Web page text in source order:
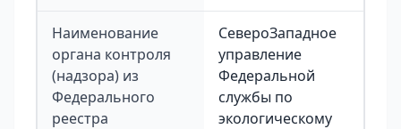
Наименование
органа контроля
(надзора) из
Федерального
реестра
СевероЗападное
управление
Федеральной
службы по
экологическому